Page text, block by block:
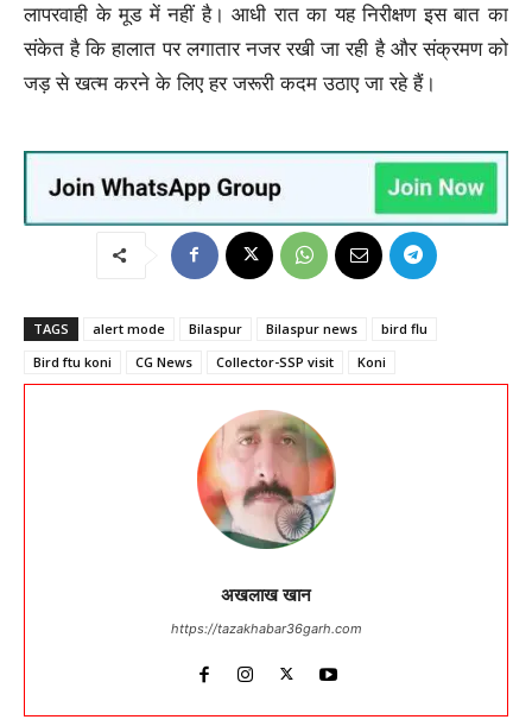
लापरवाही के मूड में नहीं है। आधी रात का यह निरीक्षण इस बात का
संकेत है कि हालात पर लगातार नजर रखी जा रही है और संक्रमण को
जड़ से खत्म करने के लिए हर जरूरी कदम उठाए जा रहे हैं।
TAGS alert mode Bilaspur Bilaspur news
bird flu
Bird ftu koni
CG News Collector-SSP visit Koni
अखलाख खान
https://tazakhabar36garh.com